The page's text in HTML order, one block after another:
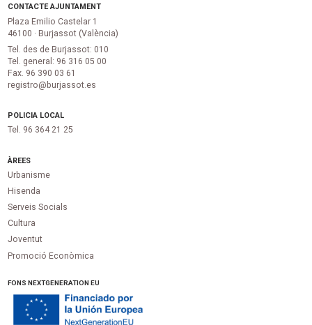
CONTACTE AJUNTAMENT
Plaza Emilio Castelar 1
46100 · Burjassot (València)
Tel. des de Burjassot: 010
Tel. general: 96 316 05 00
Fax. 96 390 03 61
registro@burjassot.es
POLICIA LOCAL
Tel. 96 364 21 25
ÀREES
Urbanisme
Hisenda
Serveis Socials
Cultura
Joventut
Promoció Econòmica
FONS NEXTGENERATION EU